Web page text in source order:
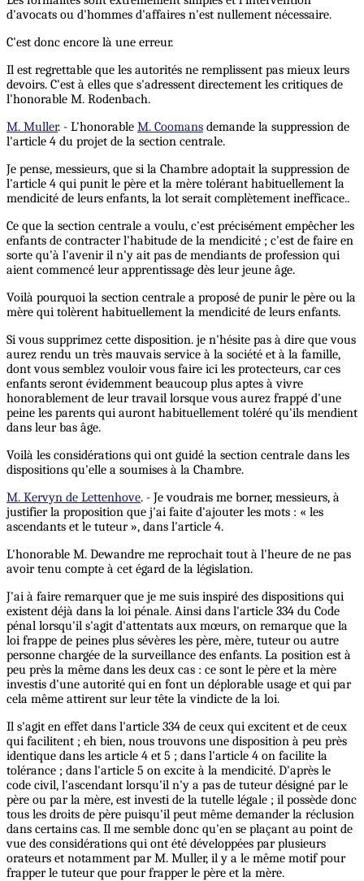
d'avocats ou d'hommes d'affaires n'est nullement nécessaire.
C'est donc encore là une erreur.
Il est regrettable que les autorités ne remplissent pas mieux leurs
devoirs. C'est à elles que s'adressent directement les critiques de
l'honorable M. Rodenbach.
M. Muller. - L'honorable M. Coomans demande la suppression de
l'article 4 du projet de la section centrale.
Je pense, messieurs, que si la Chambre adoptait la suppression de
l'article 4 qui punit le père et la mère tolérant habituellement la
mendicité de leurs enfants, la lot serait complètement inefficace..
Ce que la section centrale a voulu, c'est précisément empêcher les
enfants de contracter l'habitude de la mendicité ; c'est de faire en
sorte qu'à l'avenir il n'y ait pas de mendiants de profession qui
aient commencé leur apprentissage dès leur jeune âge.
Voilà pourquoi la section centrale a proposé de punir le père ou la
mère qui tolèrent habituellement la mendicité de leurs enfants.
Si vous supprimez cette disposition. je n'hésite pas à dire que vous
aurez rendu un très mauvais service à la société et à la famille,
dont vous semblez vouloir vous faire ici les protecteurs, car ces
enfants seront évidemment beaucoup plus aptes à vivre
honorablement de leur travail lorsque vous aurez frappé d'une
peine les parents qui auront habituellement toléré qu'ils mendient
dans leur bas âge.
Voilà les considérations qui ont guidé la section centrale dans les
dispositions qu'elle a soumises à la Chambre.
M. Kervyn de Lettenhove. - Je voudrais me borner, messieurs, à
justifier la proposition que j'ai faite d'ajouter les mots : « les
ascendants et le tuteur », dans l'article 4.
L'honorable M. Dewandre me reprochait tout à l'heure de ne pas
avoir tenu compte à cet égard de la législation.
J'ai à faire remarquer que je me suis inspiré des dispositions qui
existent déjà dans la loi pénale. Ainsi dans l'article 334 du Code
pénal lorsqu'il s'agit d'attentats aux mœurs, on remarque que la
loi frappe de peines plus sévères les père, mère, tuteur ou autre
personne chargée de la surveillance des enfants. La position est à
peu près la même dans les deux cas : ce sont le père et la mère
investis d'une autorité qui en font un déplorable usage et qui par
cela même attirent sur leur tête la vindicte de la loi.
Il s'agit en effet dans l'article 334 de ceux qui excitent et de ceux
qui facilitent ; eh bien, nous trouvons une disposition à peu près
identique dans les article 4 et 5 ; dans l'article 4 on facilite la
tolérance ; dans l'article 5 on excite à la mendicité. D'après le
code civil, l'ascendant lorsqu'il n'y a pas de tuteur désigné par le
père ou par la mère, est investi de la tutelle légale ; il possède donc
tous les droits de père puisqu'il peut même demander la réclusion
dans certains cas. Il me semble donc qu'en se plaçant au point de
vue des considérations qui ont été développées par plusieurs
orateurs et notamment par M. Muller, il y a le même motif pour
frapper le tuteur que pour frapper le père et la mère.